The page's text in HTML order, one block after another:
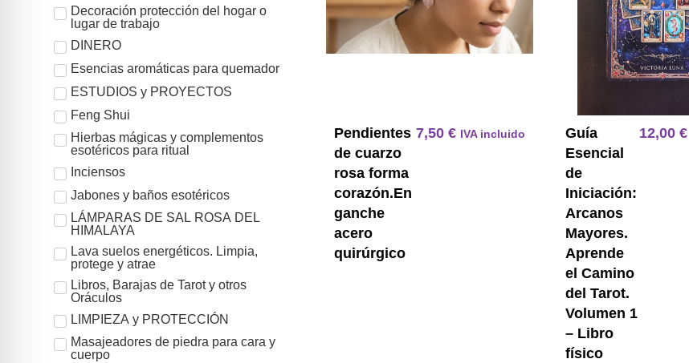
Decoración protección del hogar o
lugar de trabajo
DINERO
Esencias aromáticas para quemador
ESTUDIOS y PROYECTOS
Feng Shui
Hierbas mágicas y complementos
esotéricos para ritual
Inciensos
Jabones y baños esotéricos
LÁMPARAS DE SAL ROSA DEL
HIMALAYA
Lava suelos energéticos. Limpia,
protege y atrae
Libros, Barajas de Tarot y otros
Oráculos
LIMPIEZA y PROTECCIÓN
Masajeadores de piedra para cara y
cuerpo
Pendientes
de cuarzo
rosa forma
corazón.En
ganche
acero
quirúrgico
7,50€ IVA incluido
Guía
Esencial
de
Iniciación:
Arcanos
Mayores.
Aprende
el Camino
del Tarot.
Volumen 1
– Libro
físico
12,00€